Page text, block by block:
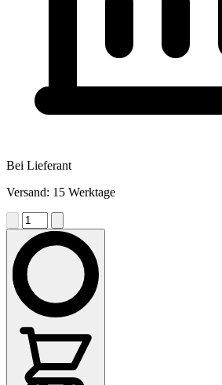
Bei Lieferant
Versand: 15 Werktage